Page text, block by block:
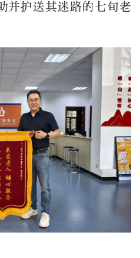
并护送其迷路的七旬老